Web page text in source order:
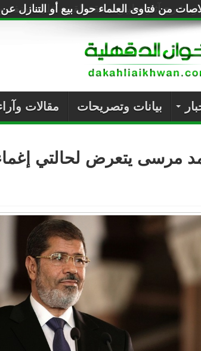
من فتاوى العلماء حول بيع أو التنازل
بيانات وتصريحات مقالات
مرسى يتعرض لحالتي